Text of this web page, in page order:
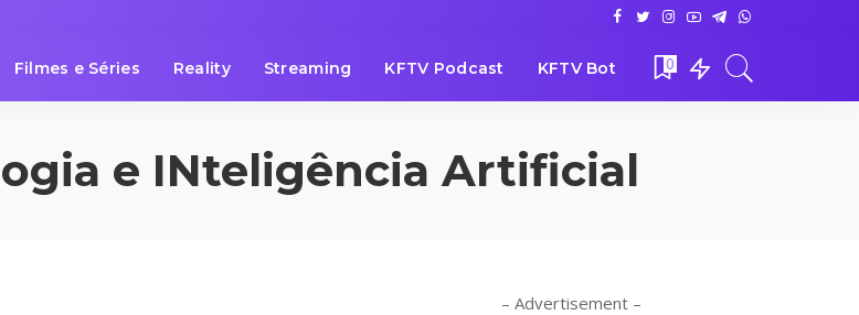
Filmes e Séries Reality Streaming KFTV Podcast KFTV Bot 0
e INteligência Artificial
– Advertisement –